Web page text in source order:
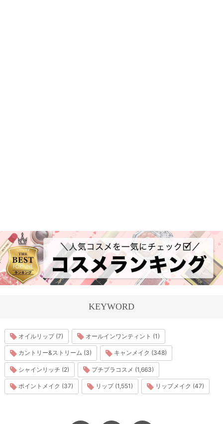
KEYWORD
オイルリップ (7) オールインワンティント (1)
カントリー&ストリーム (3) キャンメイク (348)
シャインリッチ (2) プチプラコスメ (1,663)
ポイントメイク (37) リップ (1,551) リップメイク (47)